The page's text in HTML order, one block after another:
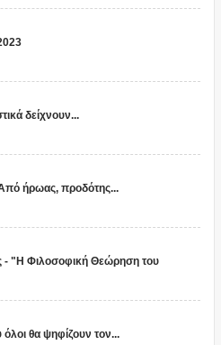
δείχνουν...
ήρωας, προδότης...
- "Η Φιλοσοφική Θεώρηση του
όλοι θα ψηφίζουν τον...